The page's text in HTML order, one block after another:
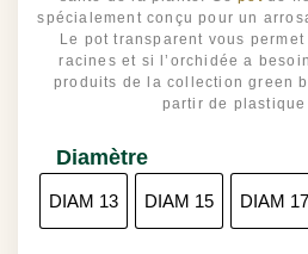
spécialement conçu pour un
Le pot transparent vous
racines et si l’orchidée a
produits de la collection green
partir de
Diamètre
DIAM 13 DIAM 15 DIAM 17